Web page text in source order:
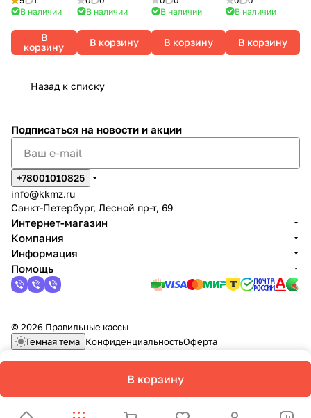
сервер (x86-
Электронная
поставка
В наличии
В
корзину
10 рабочих
Электронная
поставка
В наличии
В корзину
рабочих мест.
поставка
В наличии
В корзину
рабочее место.
поставка
В наличии
В корзину
Назад к списку
В корзину
Подписаться на новости и акции
+78001010825
info@kkmz.ru
Санкт-Петербург, Лесной пр-т, 69
Интернет-магазин
Компания
Информация
Помощь
© 2026 Правильные кассы
Темная тема КонфиденциальностьОферта